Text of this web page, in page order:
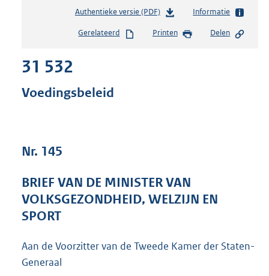
Authentieke versie (PDF)b
s
e
:
b
Informatie
Gerelateerd Printen Delen
31 532
Voedingsbeleid
Nr. 145
BRIEF VAN DE MINISTER VAN
VOLKSGEZONDHEID, WELZIJN EN
SPORT
Aan de Voorzitter van de Tweede Kamer der Staten-
Generaal